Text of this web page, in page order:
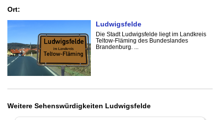
Ort:
Ludwigsfelde
Die Stadt Ludwigsfelde liegt im Landkreis
Teltow-Fläming des Bundeslandes
Brandenburg. ...
Weitere Sehenswürdigkeiten Ludwigsfelde